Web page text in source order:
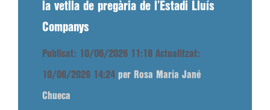
la vetlla de pregària de l’Estadi Lluís
Companys
Publicat: 10/06/2026 11:18 Actualitzat:
10/06/2026 14:24 per Rosa María Jané
Chueca